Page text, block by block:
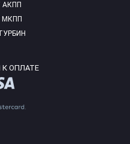
АКПП
МКПП
ОПЛАТЕ